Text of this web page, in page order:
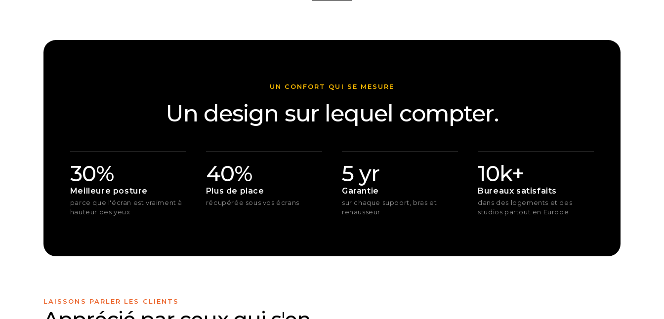
UN CONFORT QUI SE MESURE
Un design sur lequel compter.
30%
Meilleure posture
parce que l'écran est vraiment à
hauteur des yeux
40%
Plus de place
récupérée sous vos écrans
5 yr
Garantie
sur chaque support, bras et
rehausseur
10k+
Bureaux satisfaits
dans des logements et des
studios partout en Europe
LAISSONS PARLER LES CLIENTS